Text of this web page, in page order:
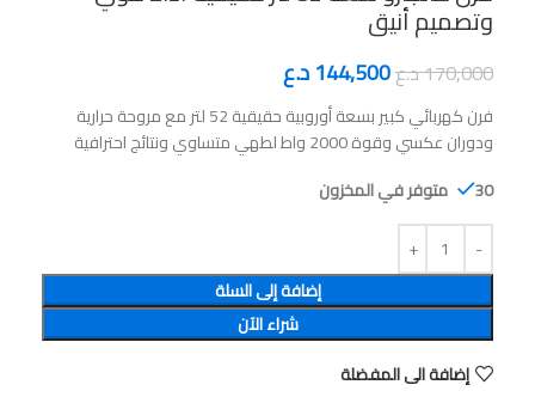
وتصميم أنيق
170,000د.ع144,500د.ع
فرن كهربائي كبير بسعة أوروبية حقيقية 52 لتر مع مروحة حرارية
ودوران عكسي وقوة 2000 واط لطهي متساوي ونتائج احترافية
30 متوفر في المخزون
إضافة إلى السلة
شراء الآن
إضافة الى المفضلة